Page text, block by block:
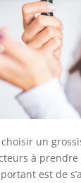
choisir un
à prendre
est de